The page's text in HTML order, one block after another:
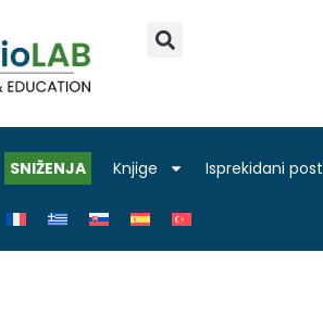
SNIŽENJA Knjige Isprekidani post